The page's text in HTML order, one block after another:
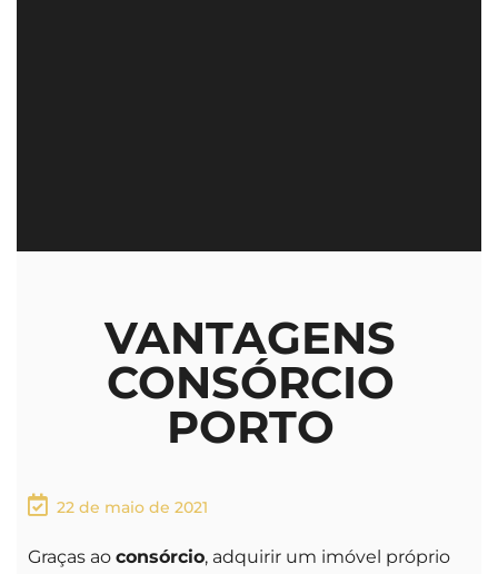
VANTAGENS
CONSÓRCIO
PORTO
22 de maio de 2021
Graças ao consórcio, adquirir um imóvel próprio